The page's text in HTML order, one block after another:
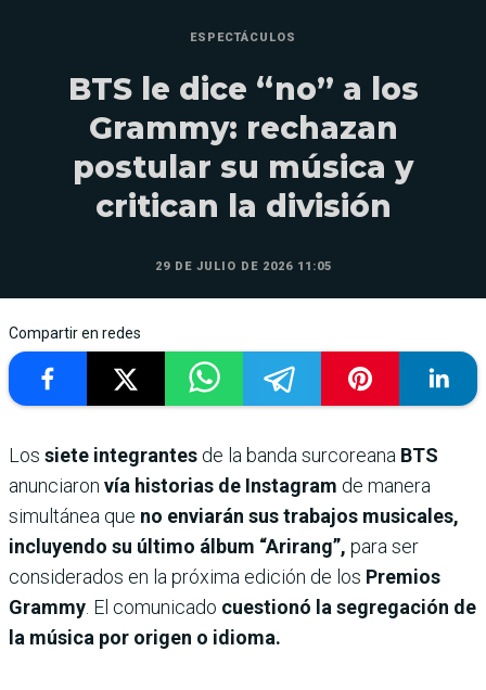
ESPECTÁCULOS
BTS le dice “no” a los
Grammy: rechazan
postular su música y
critican la división
29 DE JULIO DE 2026 11:05
Compartir en redes
Los siete integrantes de la banda surcoreana BTS
anunciaron vía historias de Instagram de manera
simultánea que no enviarán sus trabajos musicales,
incluyendo su último álbum “Arirang”, para ser
considerados en la próxima edición de los Premios
Grammy . El comunicado cuestionó la segregación de
la música por origen o idioma.